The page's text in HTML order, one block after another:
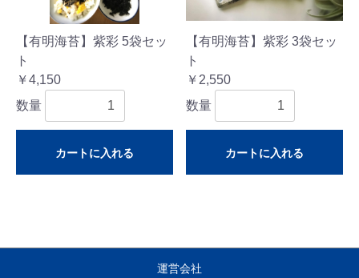
【有明海苔】紫彩 5袋セッ
ト
￥4,150
数量
カートに入れる
【有明海苔】紫彩 3袋セッ
ト
￥2,550
数量
カートに入れる
運営会社